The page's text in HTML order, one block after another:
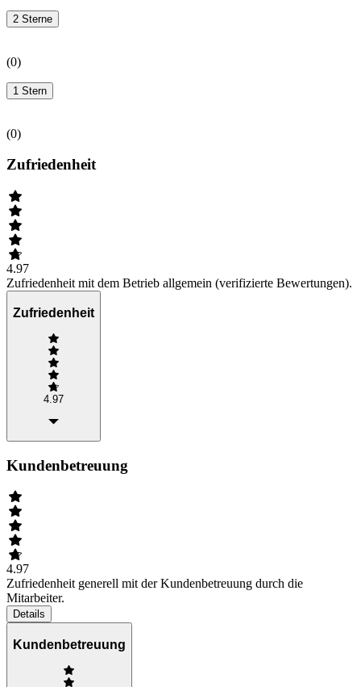
2 Sterne
(0)
1 Stern
(0)
Zufriedenheit
4.97
Zufriedenheit mit dem Betrieb allgemein (verifizierte Bewertungen).
Zufriedenheit
4.97
Kundenbetreuung
4.97
Zufriedenheit generell mit der Kundenbetreuung durch die
Mitarbeiter.
Details
Kundenbetreuung